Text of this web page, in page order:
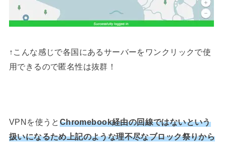
↑こんな感じで各国にあるサーバーをワンクリックで使
用できるので匿名性は抜群！
VPNを使うと Chromebook経由の回線ではないという
扱いになるため上記のような理不尽なブロック祭りから